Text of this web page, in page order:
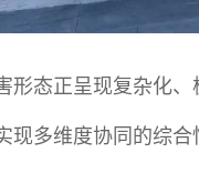
形态正呈现复杂化
现多维度协同的综